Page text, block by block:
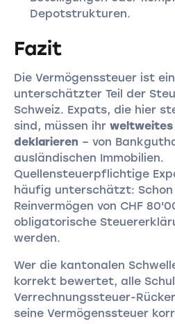
Depotstrukturen.
Fazit
Die Vermögenssteuer ist
unterschätzter Teil der
Schweiz. Expats, die hier
sind, müssen ihr weltweites
deklarieren – von
ausländischen Immobilien.
Quellensteuerpflichtige
häufig unterschätzt: Schon
Reinvermögen von CHF
obligatorische
werden.
Wer die kantonalen
korrekt bewertet, alle
Verrechnungssteuer-
seine Vermögenssteuer